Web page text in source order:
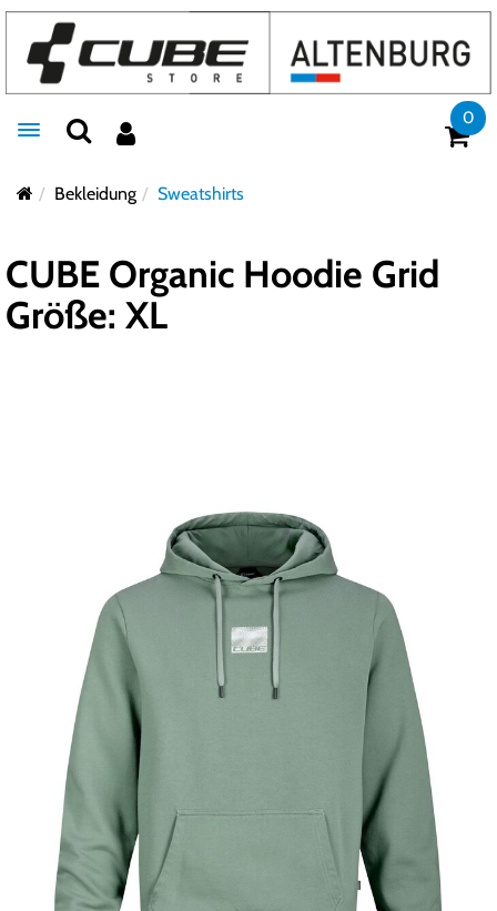
Toggle navigation
0
Bekleidung Sweatshirts
CUBE Organic Hoodie Grid
Größe: XL